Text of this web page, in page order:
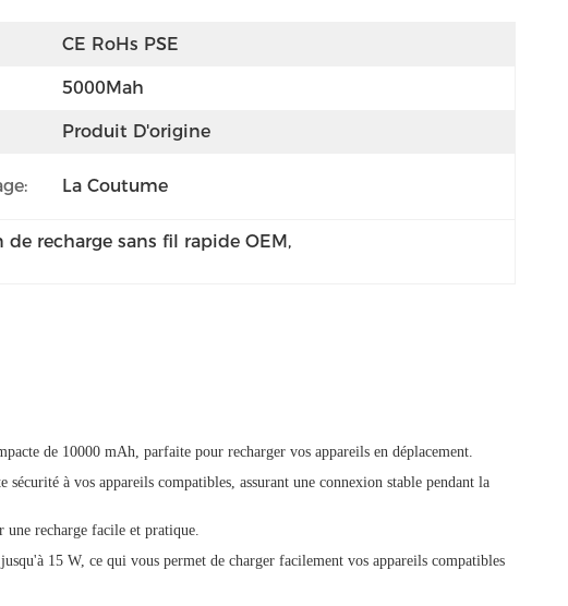
CE RoHs PSE
5000Mah
Produit D'origine
La Coutume
recharge sans fil rapide OEM,
de 10000 mAh, parfaite pour recharger vos appareils en déplacement.
à vos appareils compatibles, assurant une connexion stable pendant la
recharge facile et pratique.
15 W, ce qui vous permet de charger facilement vos appareils compatibles